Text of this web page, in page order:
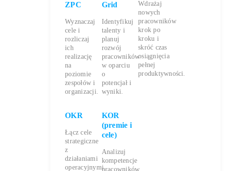
ZPC
Wyznaczaj
cele i
rozliczaj
ich
realizację
na
poziomie
zespołów i
organizacji.
OKR
Łącz cele
strategiczne
z
działaniami
operacyjnymi
Grid
Identyfikuj
talenty i
planuj
rozwój
pracowników
w oparciu
o
potencjał i
wyniki.
KOR
(premie i
cele)
Analizuj
kompetencje
pracowników
Wdrażaj
nowych
pracowników
krok po
kroku i
skróć czas
osiągnięcia
pełnej
produktywności.